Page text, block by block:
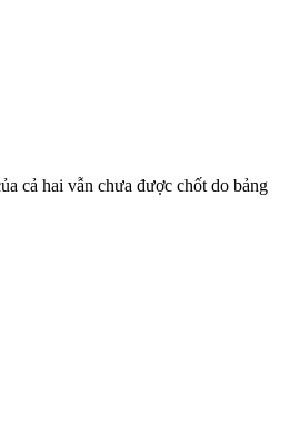
cả hai vẫn chưa được chốt do bảng